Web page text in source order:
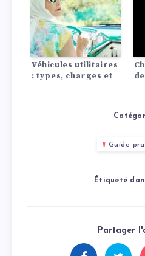
Véhicules utilitaires
: types, charges et
Guide
Étiqueté
Partager